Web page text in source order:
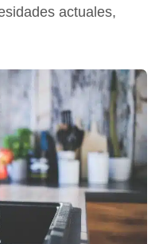
actuales,